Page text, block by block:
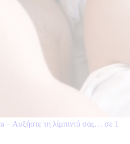
– Αυξήστε τη λίμπιντό σας… σε 1